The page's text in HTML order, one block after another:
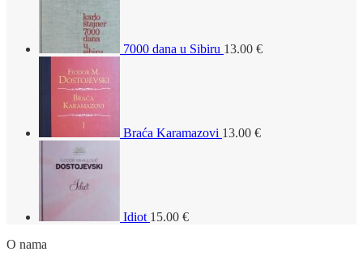
7000 dana u Sibiru 13.00 €
Braća Karamazovi 13.00 €
Idiot 15.00 €
O nama